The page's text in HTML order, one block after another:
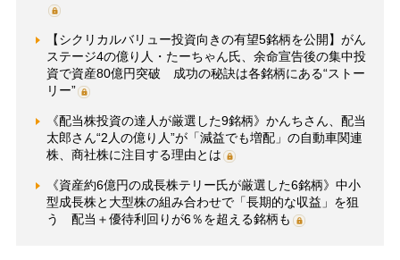
【シクリカルバリュー投資向きの有望5銘柄を公開】がん
ステージ4の億り人・たーちゃん氏、余命宣告後の集中投
資で資産80億円突破 成功の秘訣は各銘柄にある“ストー
リー”
《配当株投資の達人が厳選した9銘柄》かんちさん、配当
太郎さん“2人の億り人”が「減益でも増配」の自動車関連
株、商社株に注目する理由とは
《資産約6億円の成長株テリー氏が厳選した6銘柄》中小
型成長株と大型株の組み合わせで「長期的な収益」を狙
う 配当＋優待利回りが6％を超える銘柄も